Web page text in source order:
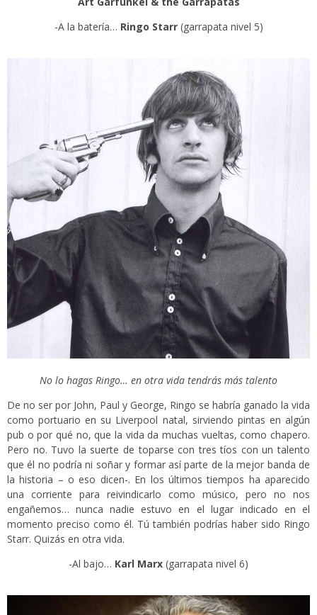
-A la batería… Ringo Starr (garrapata nivel 5)
No lo hagas Ringo… en otra vida tendrás más talento
De no ser por John, Paul y George, Ringo se habría ganado la vida
como portuario en su Liverpool natal, sirviendo pintas en algún
pub o por qué no, que la vida da muchas vueltas, como chapero.
Pero no. Tuvo la suerte de toparse con tres tíos con un talento
que él no podría ni soñar y formar así parte de la mejor banda de
la historia – o eso dicen-. En los últimos tiempos ha aparecido
una corriente para reivindicarlo como músico, pero no nos
engañemos… nunca nadie estuvo en el lugar indicado en el
momento preciso como él. Tú también podrías haber sido Ringo
Starr. Quizás en otra vida.
-Al bajo… Karl Marx (garrapata nivel 6)